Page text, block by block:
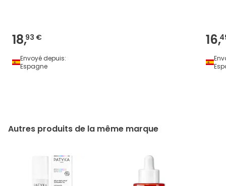
18,93 €
Envoyé depuis:
Espagne
16,
Autres produits de la même marque